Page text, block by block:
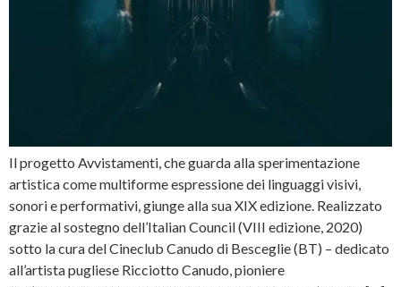
Il progetto Avvistamenti, che guarda alla sperimentazione
artistica come multiforme espressione dei linguaggi visivi,
sonori e performativi, giunge alla sua XIX edizione. Realizzato
grazie al sostegno dell’Italian Council (VIII edizione, 2020)
sotto la cura del Cineclub Canudo di Besceglie (BT) – dedicato
all’artista pugliese Ricciotto Canudo, pioniere